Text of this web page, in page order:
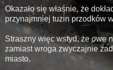
Okazało się właśnie, że
przynajmniej tuzin przodków
Straszny więc wstyd, że owe
zamiast wroga zwyczajnie
miasto.